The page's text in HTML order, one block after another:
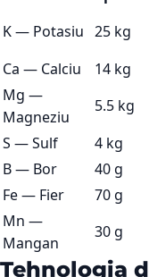
K— Potasiu 25 kg
Ca — Calciu 14 kg
Mg —
Magneziu
5.5 kg
S —Sulf 4 kg
B— Bor 40 g
Fe— Fier 70 g
Mn —
Mangan
30 g
Tehnologia